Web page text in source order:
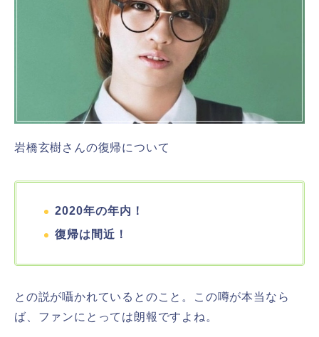
岩橋玄樹さんの復帰について
2020年の年内！
復帰は間近！
との説が囁かれているとのこと。この噂が本当なら
ば、ファンにとっては朗報ですよね。